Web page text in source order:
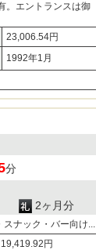
。エントランスは御
23,006.54円
1992年1月
分
2ヶ月分
ナック・バー向け...
19,419.92円